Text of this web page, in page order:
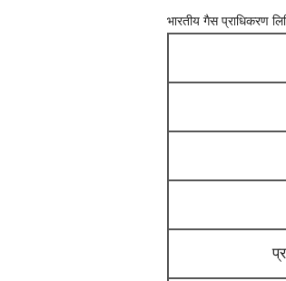
भारतीय गैस प्राधिकरण